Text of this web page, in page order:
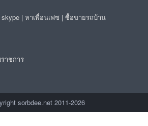
| หาเพื่อนเฟซ | ซื้อขายรถบ้าน
าชการ
sorbdee.net 2011-2026